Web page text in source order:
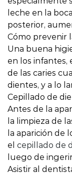
leche en la
posterior,
Cómo prevenir
Una buena
en los infantes,
de las caries
dientes, y a lo
Cepillado de
Antes de la
la limpieza de
la aparición de
el cepillado de
luego de
Asistir al